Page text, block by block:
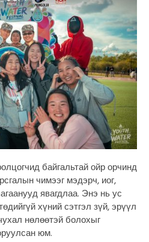
байгальтай ойр орчинд
чимээг мэдэрч, иог,
явагдлаа. Энэ нь ус
хүний сэтгэл зүй, эрүүл
нөлөөтэй болохыг
юм.